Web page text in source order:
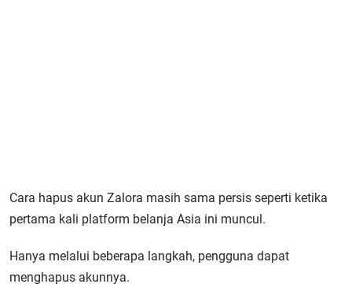
Cara hapus akun Zalora masih sama persis seperti ketika
pertama kali platform belanja Asia ini muncul.
Hanya melalui beberapa langkah, pengguna dapat
menghapus akunnya.